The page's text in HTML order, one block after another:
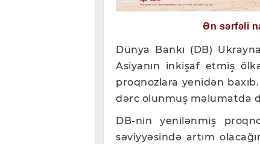
Ən sərfəli
Dünya Bankı (DB)
Asiyanın inkişaf etmiş
proqnozlara yenidən
dərc olunmuş məlumatda
DB-nin yenilənmiş
səviyyəsində artım